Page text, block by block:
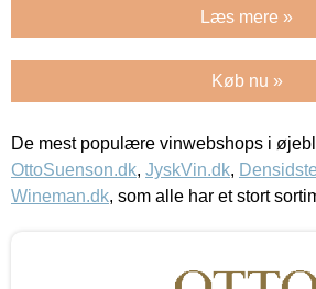
Læs mere »
Køb nu »
De mest populære vinwebshops i
OttoSuenson.dk, JyskVin.dk,
Wineman.dk, som alle har et stort